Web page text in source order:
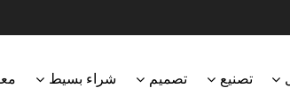
تصنيع تصميم شراء بسيط